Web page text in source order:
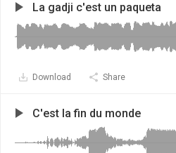
La gadji c'est un paqueta
Download Share
C'est la fin du monde